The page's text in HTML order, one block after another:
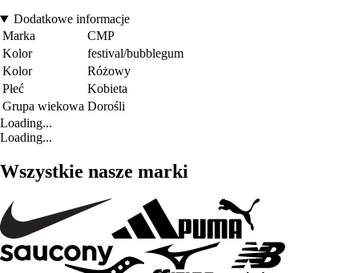
Dodatkowe informacje
Marka
CMP
Kolor
festival/bubblegum
Kolor
Różowy
Płeć
Kobieta
Grupa wiekowa Dorośli
Loading...
Loading...
Wszystkie nasze marki